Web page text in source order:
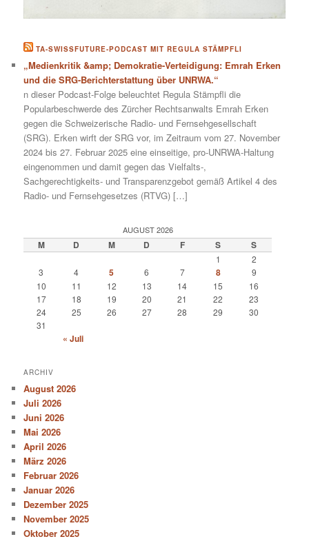
TA-SWISSFUTURE-PODCAST MIT REGULA STÄMPFLI
„Medienkritik &amp; Demokratie-Verteidigung: Emrah Erken
und die SRG-Berichterstattung über UNRWA.“
n dieser Podcast-Folge beleuchtet Regula Stämpfli die
Popularbeschwerde des Zürcher Rechtsanwalts Emrah Erken
gegen die Schweizerische Radio- und Fernsehgesellschaft
(SRG). Erken wirft der SRG vor, im Zeitraum vom 27. November
2024 bis 27. Februar 2025 eine einseitige, pro-UNRWA-Haltung
eingenommen und damit gegen das Vielfalts-,
Sachgerechtigkeits- und Transparenzgebot gemäß Artikel 4 des
Radio- und Fernsehgesetzes (RTVG) […]
AUGUST 2026
M D M D F S S
1
2
3
4 5 6 7 8
9
10
11 12 13 14 15
16
17
18 19 20 21 22
23
24
25 26 27 28 29
30
31
« Juli
ARCHIV
August 2026
Juli 2026
Juni 2026
Mai 2026
April 2026
März 2026
Februar 2026
Januar 2026
Dezember 2025
November 2025
Oktober 2025